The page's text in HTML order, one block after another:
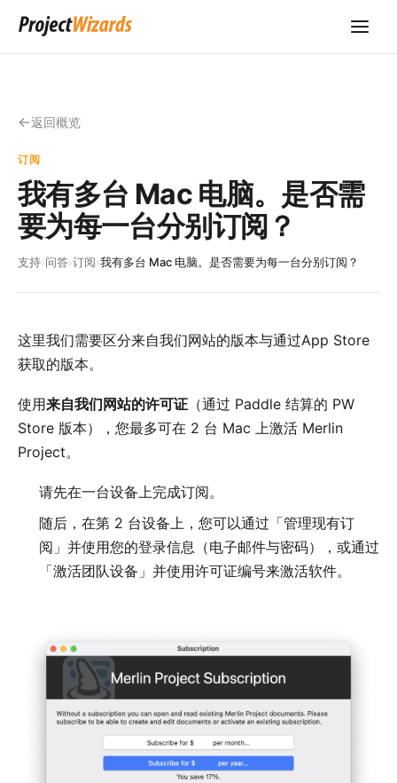
返回概览
订阅
我有多台 Mac 电脑。是否需
要为每一台分别订阅？
支持›问答›订阅›我有多台 Mac 电脑。是否需要为每一台分别订阅？
这里我们需要区分来自我们网站的版本与通过App Store
获取的版本。
使用来自我们网站的许可证 （通过 Paddle 结算的 PW
Store 版本），您最多可在 2 台 Mac 上激活 Merlin
Project。
请先在一台设备上完成订阅。
随后，在第 2 台设备上，您可以通过「管理现有订
阅」并使用您的登录信息（电子邮件与密码），或通过
「激活团队设备」并使用许可证编号来激活软件。